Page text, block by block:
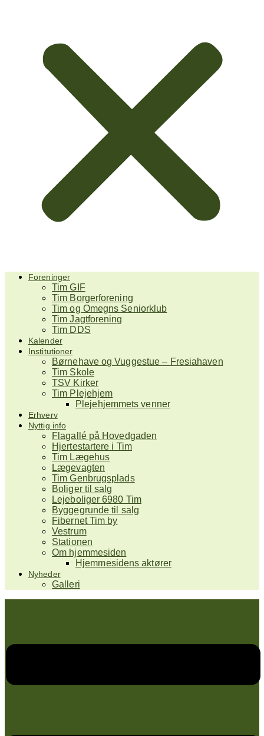
Foreninger
Tim GIF
Tim Borgerforening
Tim og Omegns Seniorklub
Tim Jagtforening
Tim DDS
Kalender
Institutioner
Børnehave og Vuggestue – Fresiahaven
Tim Skole
TSV Kirker
Tim Plejehjem
Plejehjemmets venner
Erhverv
Nyttig info
Flagallé på Hovedgaden
Hjertestartere i Tim
Tim Lægehus
Lægevagten
Tim Genbrugsplads
Boliger til salg
Lejeboliger 6980 Tim
Byggegrunde til salg
Fibernet Tim by
Vestrum
Stationen
Om hjemmesiden
Hjemmesidens aktører
Nyheder
Galleri